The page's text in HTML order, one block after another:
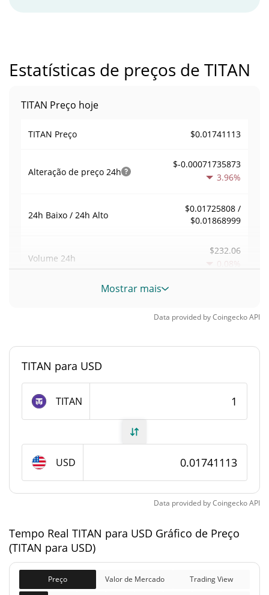
Estatísticas de preços de TITAN
TITAN Preço hoje
TITAN Preço $0.01741113
Alteração de preço 24h
$-0.00071735873
3.96%
24h Baixo / 24h Alto
$0.01725808 /
$0.01868999
Volume 24h
$232.06
0.08%
Volume / Limite de
Posição de mercado
Fornecimento de TITAN
circulação
Fornecimento total
40,000,000 TITAN
TITAN Capitalização de mercado
Capitalização de
mercado
$459,712
3.94%
Mostrar mais
Data provided byCoingeckoAPI
TITAN para USD
TITAN
USD
Data provided byCoingeckoAPI
Tempo Real TITAN para USD Gráfico de Preço
(TITAN para USD)
Preço Valor de Mercado Trading View